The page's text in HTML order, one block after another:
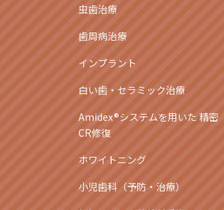
虫歯治療
歯周病治療
インプラント
白い歯・セラミック治療
Amidex®システムを用いた 精密
CR修復
ホワイトニング
小児歯科（予防・治療）